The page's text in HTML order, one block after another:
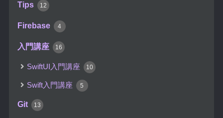
Tips 12
Firebase 4
入門講座 16
SwiftUI入門講座 10
Swift入門講座 5
Git 13